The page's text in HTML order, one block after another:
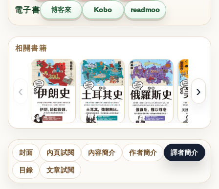
電子書 博客來 Kobo readmoo
相關書籍
‹ ›
封面 內頁試閱 內容簡介 作者簡介 譯者簡介
目錄 文章試閱